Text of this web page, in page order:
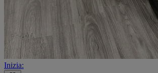
Inizia: